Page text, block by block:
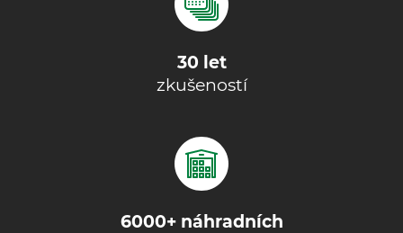
30 let
zkušeností
6000+ náhradních